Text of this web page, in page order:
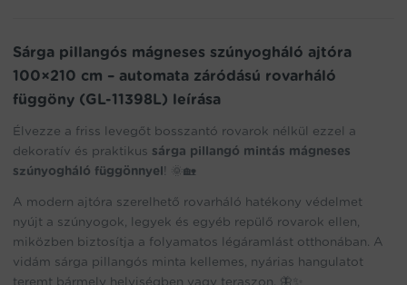
záródású
rovarháló
függöny
(GL-
mennyiség
Sárga pillangós mágneses szúnyogháló ajtóra
100×210 cm – automata záródású rovarháló
függöny (GL-11398L) leírása
Élvezze a friss levegőt bosszantó rovarok nélkül ezzel a
dekoratív és praktikus sárga pillangó mintás mágneses
szúnyogháló függönnyel! 🌞🏡
A modern ajtóra szerelhető rovarháló hatékony védelmet
nyújt a szúnyogok, legyek és egyéb repülő rovarok ellen,
miközben biztosítja a folyamatos légáramlást otthonában. A
vidám sárga pillangós minta kellemes, nyárias hangulatot
teremt bármely helyiségben vagy teraszon. 🦋✨